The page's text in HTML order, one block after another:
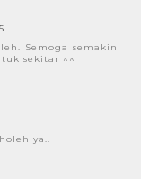
Semoga semakin
sekitar ^^
ya..